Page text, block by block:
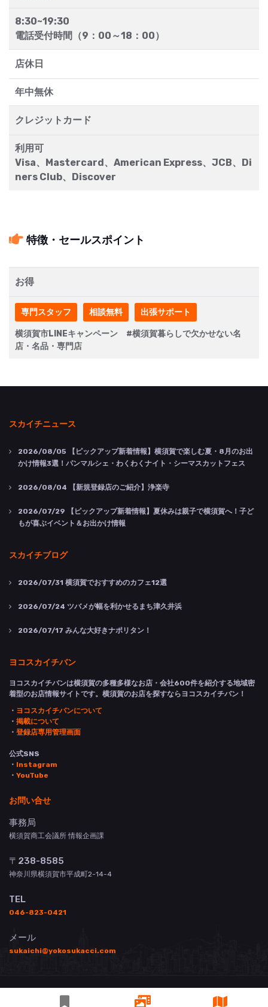
8:30~19:30
電話受付時間（9：00～18：00）
店休日
年中無休
クレジットカード
利用可
Visa、Mastercard、American Express、JCB、Di
ners Club、Discover
特徴・セールスポイント
お得
専門スタッフ 相談無料 出張サポート
横須賀市LINEキャンペーン #横須賀暮らしで欠かせない名
店・名品・専門店
スカイチニュース
2026/08/05 【ピックアップ新着情報】横須賀で楽しむ夏・8月のお出
かけ情報3選！パンマルシェ・わくわくナイト・シーマスカットフェス
2026/08/04 【新規登録店のご紹介】浄楽寺
2026/07/29 【ピックアップ新着情報】夏休みは親子で横須賀へ！子ど
もが喜ぶイベント＆お出かけ情報
スカイチブログ
2026/07/31 横須賀でおすすめのカフェ12選
2026/07/24 ツバメが幅を利かせるまち津久井浜
2026/07/17 みんな大好きナポリタン！
ヨコスカイチバン
ヨコスカイチバンは横須賀の多種多様なお店・会社600件を紹介する地域密
着型のお店情報サイトです。横須賀のお店を探すならヨコスカイチバン！
・ ヨコスカイチバンについて
・ 掲載について
・ 登録店専用管理画面
公式SNS
・ Instagram
・ YouTube
お問い合せ
事務局
横須賀商工会議所 情報企画課
〒238-8585
神奈川県横須賀市平成町2-14-4
TEL
046-823-0421
メール
sukaichi@yokosukacci.com
© 横須賀商工会議所 All Rights Reserved.